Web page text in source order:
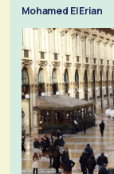
Mohamed El Erian